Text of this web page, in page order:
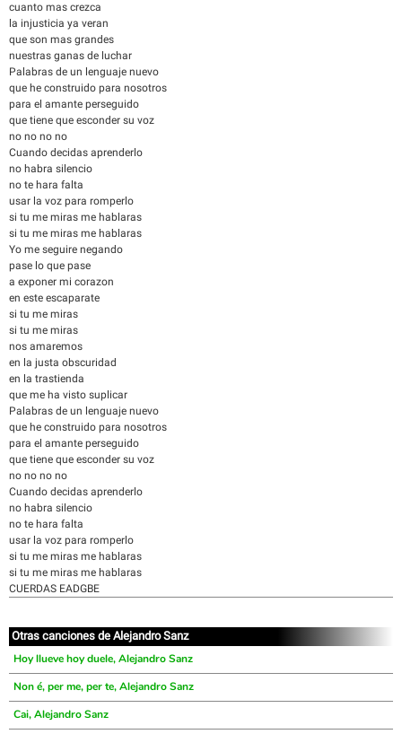
cuanto mas crezca
la injusticia ya veran
que son mas grandes
nuestras ganas de luchar
Palabras de un lenguaje nuevo
que he construido para nosotros
para el amante perseguido
que tiene que esconder su voz
no no no no
Cuando decidas aprenderlo
no habra silencio
no te hara falta
usar la voz para romperlo
si tu me miras me hablaras
si tu me miras me hablaras
Yo me seguire negando
pase lo que pase
a exponer mi corazon
en este escaparate
si tu me miras
si tu me miras
nos amaremos
en la justa obscuridad
en la trastienda
que me ha visto suplicar
Palabras de un lenguaje nuevo
que he construido para nosotros
para el amante perseguido
que tiene que esconder su voz
no no no no
Cuando decidas aprenderlo
no habra silencio
no te hara falta
usar la voz para romperlo
si tu me miras me hablaras
si tu me miras me hablaras
CUERDAS EADGBE
Otras canciones de Alejandro Sanz
Hoy llueve hoy duele, Alejandro Sanz
Non é, per me, per te, Alejandro Sanz
Cai, Alejandro Sanz